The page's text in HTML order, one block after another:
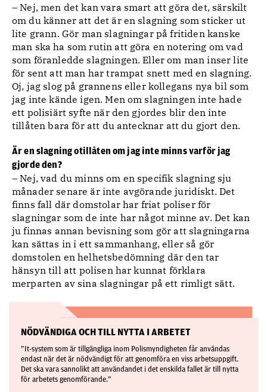
– Nej, men det kan vara smart att göra det, särskilt
om du känner att det är en slagning som sticker ut
lite grann. Gör man slagningar på fritiden kanske
man ska ha som rutin att göra en notering om vad
som föranledde slagningen. Eller om man inser lite
för sent att man har trampat snett med en slagning.
Oj, jag slog på grannens eller kollegans nya bil som
jag inte kände igen. Men om slagningen inte hade
ett polisiärt syfte när den gjordes blir den inte
tillåten bara för att du antecknar att du gjort den.
Är en slagning otillåten om jag inte minns varför jag
gjorde den?
– Nej, vad du minns om en specifik slagning sju
månader senare är inte avgörande juridiskt. Det
finns fall där domstolar har friat poliser för
slagningar som de inte har något minne av. Det kan
ju finnas annan bevisning som gör att slagningarna
kan sättas in i ett sammanhang, eller så gör
domstolen en helhetsbedömning där den tar
hänsyn till att polisen har kunnat förklara
merparten av sina slagningar på ett rimligt sätt.
NÖDVÄNDIGA OCH TILL NYTTA I ARBETET
”It-system som är tillgängliga inom Polismyndigheten får användas
endast när det är nödvändigt för att genomföra en viss arbetsuppgift.
Det ska vara sannolikt att användandet i det enskilda fallet är till nytta
för arbetets genomförande.”